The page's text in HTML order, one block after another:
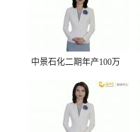
中景石化二期年产100万
吨丙烷脱氢项目建成中交